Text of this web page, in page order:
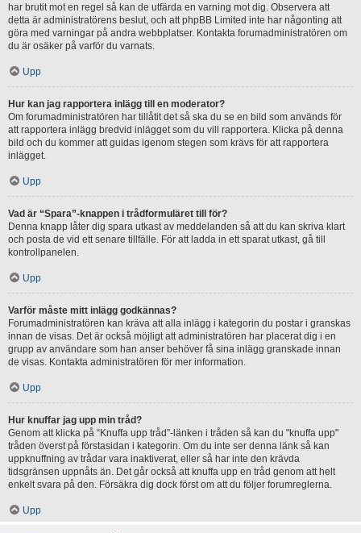
har brutit mot en regel så kan de utfärda en varning mot dig. Observera att
detta är administratörens beslut, och att phpBB Limited inte har någonting att
göra med varningar på andra webbplatser. Kontakta forumadministratören om
du är osäker på varför du varnats.
Upp
Hur kan jag rapportera inlägg till en moderator?
Om forumadministratören har tillåtit det så ska du se en bild som används för
att rapportera inlägg bredvid inlägget som du vill rapportera. Klicka på denna
bild och du kommer att guidas igenom stegen som krävs för att rapportera
inlägget.
Upp
Vad är “Spara”-knappen i trådformuläret till för?
Denna knapp låter dig spara utkast av meddelanden så att du kan skriva klart
och posta de vid ett senare tillfälle. För att ladda in ett sparat utkast, gå till
kontrollpanelen.
Upp
Varför måste mitt inlägg godkännas?
Forumadministratören kan kräva att alla inlägg i kategorin du postar i granskas
innan de visas. Det är också möjligt att administratören har placerat dig i en
grupp av användare som han anser behöver få sina inlägg granskade innan
de visas. Kontakta administratören för mer information.
Upp
Hur knuffar jag upp min tråd?
Genom att klicka på “Knuffa upp tråd”-länken i tråden så kan du "knuffa upp"
tråden överst på förstasidan i kategorin. Om du inte ser denna länk så kan
uppknuffning av trådar vara inaktiverat, eller så har inte den krävda
tidsgränsen uppnåts än. Det går också att knuffa upp en tråd genom att helt
enkelt svara på den. Försäkra dig dock först om att du följer forumreglerna.
Upp